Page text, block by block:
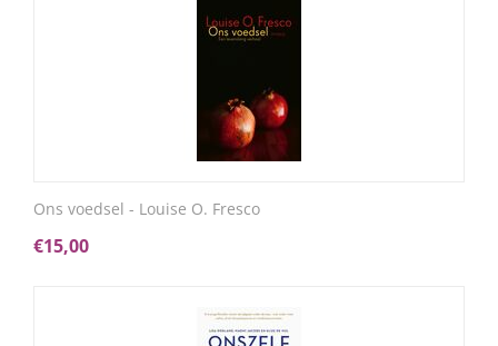
Ons voedsel - Louise O. Fresco
€15,00